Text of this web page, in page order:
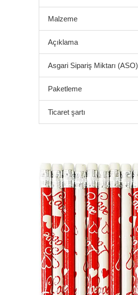
Malzeme
Açıklama
Asgari Sipariş Miktarı (ASO)
Paketleme
Ticaret şartı